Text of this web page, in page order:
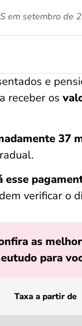
em setembro de
e
receber os
37
verificar o
as
para
Taxa a partir de